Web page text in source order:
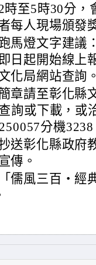
時至5時30分，
每人現場頒發
馬燈文字建議
日起開始線上
化局網站查詢。
章請至彰化縣
詢或下載，或
分機3238
送彰化縣政府
傳。
儒風三百・經